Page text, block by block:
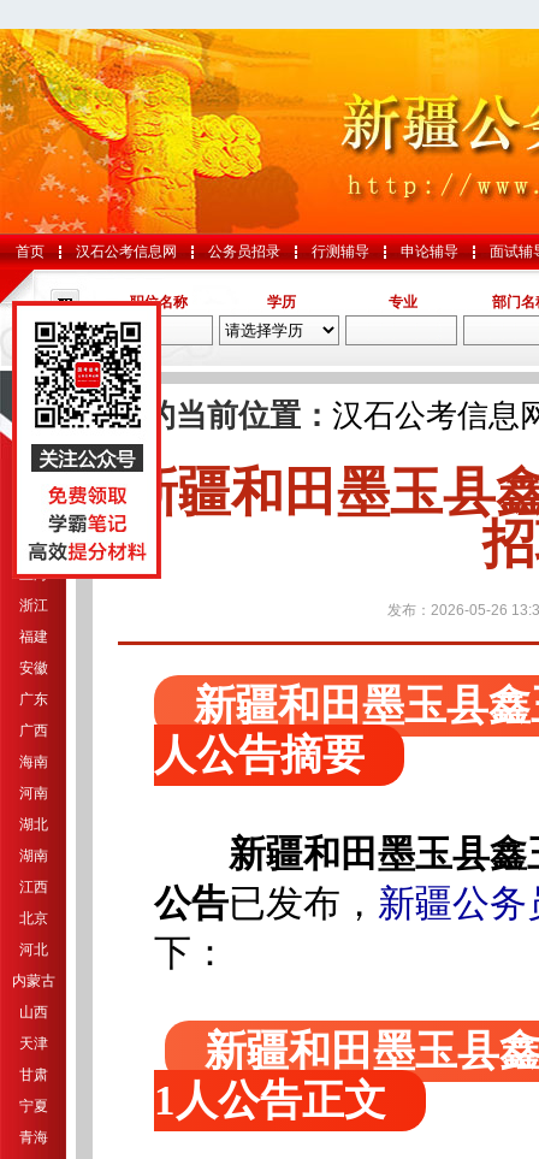
首页 汉石公考信息网 公务员招录 行测辅导 申论辅导 面试辅
职位名称 学历 专业 部门名
导航
江苏
上海
浙江
福建
安徽
广东
广西
海南
河南
湖北
湖南
江西
北京
河北
内蒙古
山西
天津
甘肃
宁夏
青海
您的当前位置： 汉石公考信息
新疆和田墨玉县
发布：2026-05-26
新疆和田墨玉县
人公告摘要
新疆和田墨玉县
公告已发布， 新疆公务
下：
新疆和田墨玉县
1人公告正文